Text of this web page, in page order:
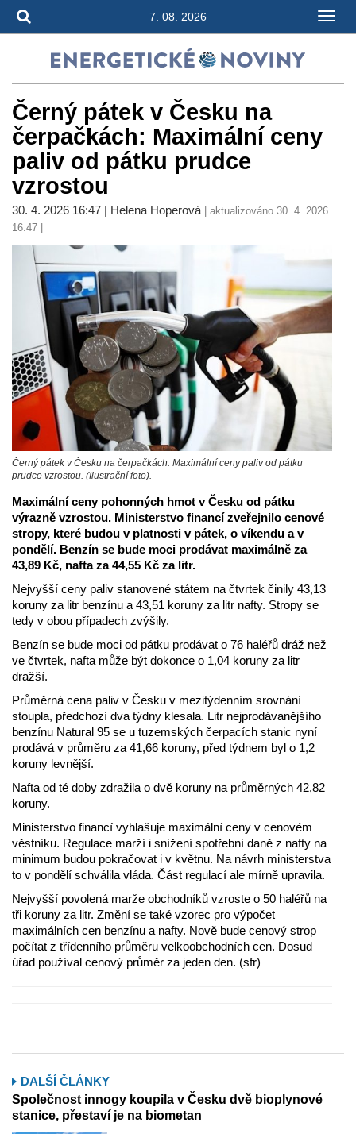
7. 08. 2026
Černý pátek v Česku na
čerpačkách: Maximální ceny
paliv od pátku prudce
vzrostou
30. 4. 2026 16:47 | Helena Hoperová| aktualizováno 30. 4. 2026
16:47 |
Černý pátek v Česku na čerpačkách: Maximální ceny paliv od pátku
prudce vzrostou. (Ilustrační foto).
Maximální ceny pohonných hmot v Česku od pátku
výrazně vzrostou. Ministerstvo financí zveřejnilo cenové
stropy, které budou v platnosti v pátek, o víkendu a v
pondělí. Benzín se bude moci prodávat maximálně za
43,89 Kč, nafta za 44,55 Kč za litr.
Nejvyšší ceny paliv stanovené státem na čtvrtek činily 43,13
koruny za litr benzínu a 43,51 koruny za litr nafty. Stropy se
tedy v obou případech zvýšily.
Benzín se bude moci od pátku prodávat o 76 haléřů dráž než
ve čtvrtek, nafta může být dokonce o 1,04 koruny za litr
dražší.
Průměrná cena paliv v Česku v mezitýdenním srovnání
stoupla, předchozí dva týdny klesala. Litr nejprodávanějšího
benzínu Natural 95 se u tuzemských čerpacích stanic nyní
prodává v průměru za 41,66 koruny, před týdnem byl o 1,2
koruny levnější.
Nafta od té doby zdražila o dvě koruny na průměrných 42,82
koruny.
Ministerstvo financí vyhlašuje maximální ceny v cenovém
věstníku. Regulace marží i snížení spotřební daně z nafty na
minimum budou pokračovat i v květnu. Na návrh ministerstva
to v pondělí schválila vláda. Část regulací ale mírně upravila.
Nejvyšší povolená marže obchodníků vzroste o 50 haléřů na
tři koruny za litr. Změní se také vzorec pro výpočet
maximálních cen benzínu a nafty. Nově bude cenový strop
počítat z třídenního průměru velkoobchodních cen. Dosud
úřad používal cenový průměr za jeden den. (sfr)
DALŠÍ ČLÁNKY
Společnost innogy koupila v Česku dvě bioplynové
stanice, přestaví je na biometan